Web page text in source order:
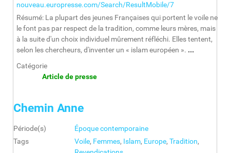
nouveau.europresse.com/Search/ResultMobile/7
Résumé: La plupart des jeunes Françaises qui portent le voile ne
le font pas par respect de la tradition, comme leurs mères, mais
à la suite d'un choix individuel mûrement réfléchi. Elles tentent,
selon les chercheurs, d'inventer un « islam européen ». ...
Catégorie
Article de presse
Chemin Anne
Période(s)
Époque contemporaine
Tags
Voile, Femmes, Islam, Europe, Tradition,